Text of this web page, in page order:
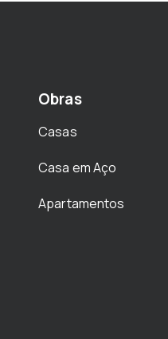
Obras
Casas
Casa em Aço
Apartamentos